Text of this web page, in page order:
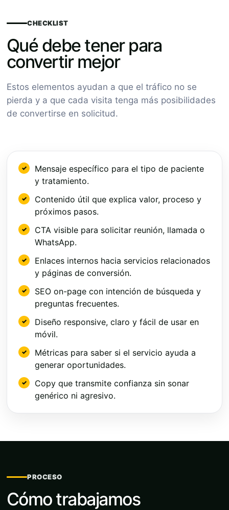
CHECKLIST
Qué debe tener para
convertir mejor
Estos elementos ayudan a que el tráfico no se
pierda y a que cada visita tenga más posibilidades
de convertirse en solicitud.
Mensaje específico para el tipo de paciente
y tratamiento.
Contenido útil que explica valor, proceso y
próximos pasos.
CTA visible para solicitar reunión, llamada o
WhatsApp.
Enlaces internos hacia servicios relacionados
y páginas de conversión.
SEO on-page con intención de búsqueda y
preguntas frecuentes.
Diseño responsive, claro y fácil de usar en
móvil.
Métricas para saber si el servicio ayuda a
generar oportunidades.
Copy que transmite confianza sin sonar
genérico ni agresivo.
PROCESO
Cómo trabajamos